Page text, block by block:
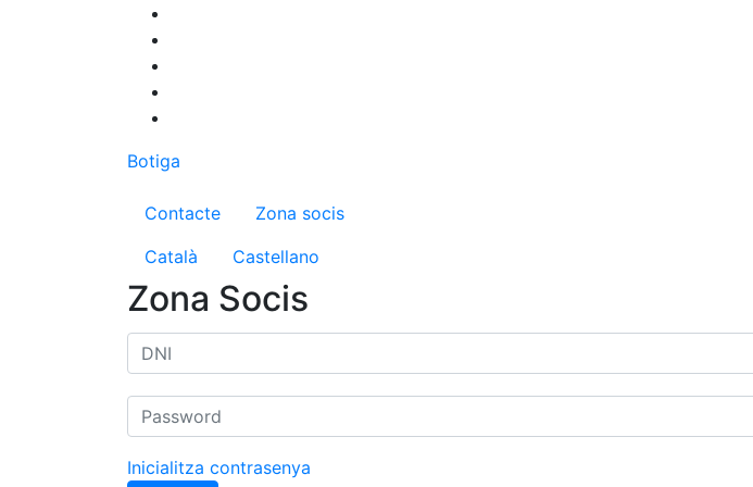
Botiga
Menú del compte d'usuari
Contacte
Zona socis
Català
Castellano
Zona Socis
Inicialitza contrasenya